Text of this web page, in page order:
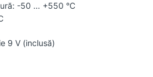
-50 … +550 °C
9 V (inclusă)